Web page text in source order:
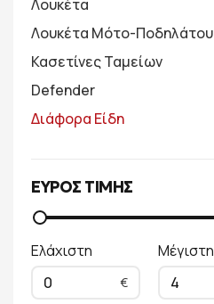
Λουκέτα
Λουκέτα Μότο-Ποδηλάτου
Κασετίνες Ταμείων
Defender
Διάφορα Είδη
ΕΥΡΟΣ ΤΙΜΗΣ
Ελάχιστη
0
Μέγιστη
4